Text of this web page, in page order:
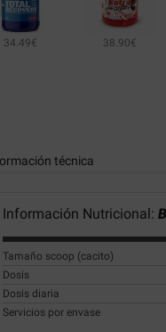
34.49€ 38.90€
técnica
Información Nutricional:
Tamaño scoop (cacito)
Dosis
Dosis diaria
Servicios por envase